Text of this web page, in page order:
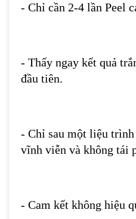
- Chỉ cần 2-4 lần Peel
- Thấy ngay kết quả
đầu tiên.
- Chỉ sau một liệu trình
vĩnh viễn và không tái
- Cam kết không hiệu